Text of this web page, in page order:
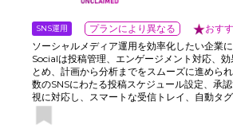
SNS運用 プランにより異なる おす
ソーシャルメディア運用を効率化したい企業
Socialは投稿管理、エンゲージメント対応、効
とめ、計画から分析までをスムーズに進めら
数のSNSにわたる投稿スケジュール設定、承
視に対応し、スマートな受信トレイ、自動タ
で、顧客対応やキャンペーン、クリエイター
滑に進められます。